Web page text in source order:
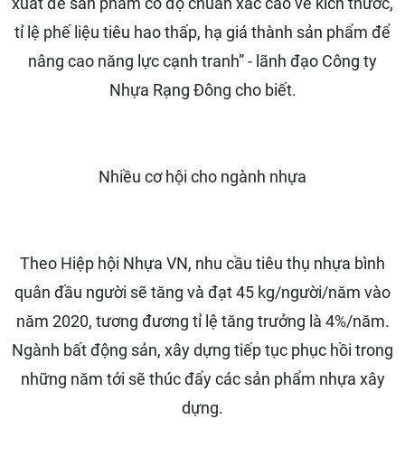
tỉ lệ phế liệu tiêu hao thấp, hạ giá thành sản phẩm để
nâng cao năng lực cạnh tranh” - lãnh đạo Công ty
Nhựa Rạng Đông cho biết.
Nhiều cơ hội cho ngành nhựa
Theo Hiệp hội Nhựa VN, nhu cầu tiêu thụ nhựa bình
quân đầu người sẽ tăng và đạt 45 kg/người/năm vào
năm 2020, tương đương tỉ lệ tăng trưởng là 4%/năm.
Ngành bất động sản, xây dựng tiếp tục phục hồi trong
những năm tới sẽ thúc đẩy các sản phẩm nhựa xây
dựng.